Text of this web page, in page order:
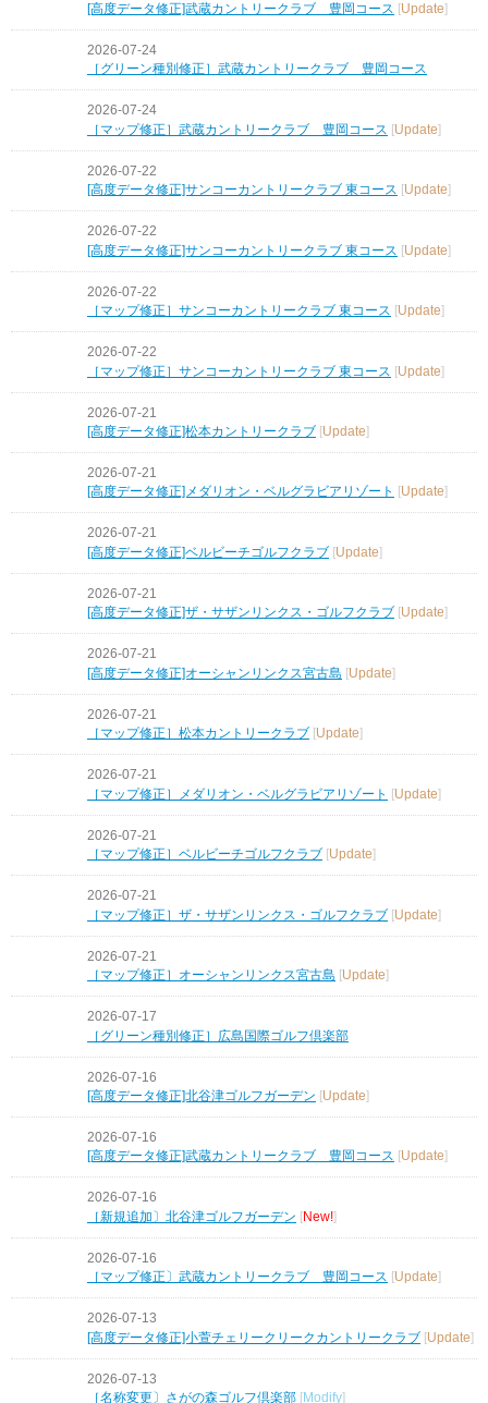
[高度データ修正]武蔵カントリークラブ 豊岡コース [Update]
2026-07-24
［グリーン種別修正］武蔵カントリークラブ 豊岡コース
2026-07-24
［マップ修正］武蔵カントリークラブ 豊岡コース [Update]
2026-07-22
[高度データ修正]サンコーカントリークラブ 東コース [Update]
2026-07-22
[高度データ修正]サンコーカントリークラブ 東コース [Update]
2026-07-22
［マップ修正］サンコーカントリークラブ 東コース [Update]
2026-07-22
［マップ修正］サンコーカントリークラブ 東コース [Update]
2026-07-21
[高度データ修正]松本カントリークラブ [Update]
2026-07-21
[高度データ修正]メダリオン・ベルグラビアリゾート
Update
2026-07-21
[高度データ修正]ベルビーチゴルフクラブ [Update]
2026-07-21
[高度データ修正]ザ・サザンリンクス・ゴルフクラブ
Update
2026-07-21
[高度データ修正]オーシャンリンクス宮古島 [Update]
2026-07-21
［マップ修正］松本カントリークラブ
Update
2026-07-21
［マップ修正］メダリオン・ベルグラビアリゾート
[Update]
2026-07-21
［マップ修正］ベルビーチゴルフクラブ [Update]
2026-07-21
［マップ修正］ザ・サザンリンクス・ゴルフクラブ [Update]
2026-07-21
［マップ修正］オーシャンリンクス宮古島 [Update]
2026-07-17
［グリーン種別修正］広島国際ゴルフ倶楽部
2026-07-16
[高度データ修正]北谷津ゴルフガーデン [Update]
2026-07-16
[高度データ修正]武蔵カントリークラブ 豊岡コース
Update
2026-07-16
［新規追加〕北谷津ゴルフガーデン [New!]
2026-07-16
［マップ修正〕武蔵カントリークラブ 豊岡コース
Update
2026-07-13
[高度データ修正]小萱チェリークリークカントリークラブ [Update]
2026-07-13
［名称変更〕さがの森ゴルフ倶楽部
Modify